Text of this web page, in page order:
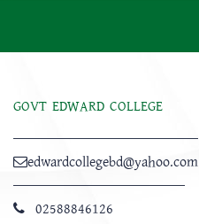
GOVT EDWARD COLLEGE
edwardcollegebd@yahoo.com
02588846126